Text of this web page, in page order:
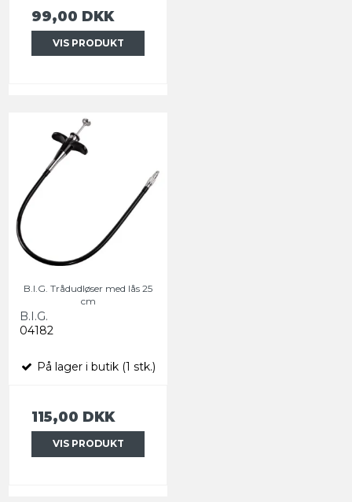
99,00 DKK
VIS PRODUKT
B.I.G. Trådudløser med lås 25
cm
B.I.G.
04182
På lager i butik (1 stk.)
115,00 DKK
VIS PRODUKT